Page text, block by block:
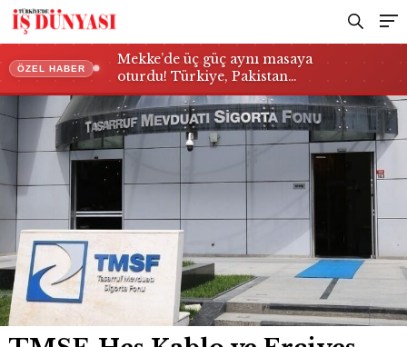
ÖZEL HABER
Mekke’de üç güç aynı masaya
oturdu! Türkiye, Pakistan…
detayları